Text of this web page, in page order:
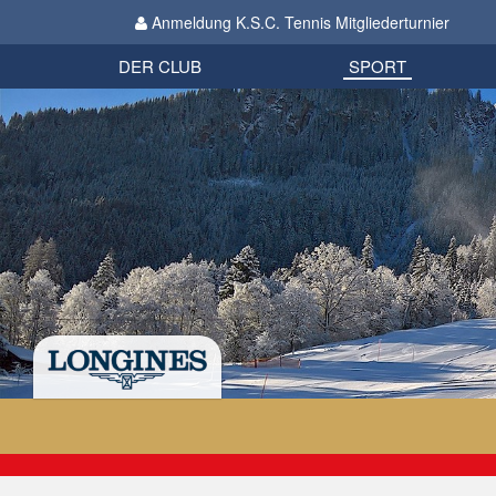
Anmeldung K.S.C. Tennis Mitgliederturnier
DER CLUB
Organisation
SPORT
Biathlon
Datenschutzverordnung 2018
Impressum